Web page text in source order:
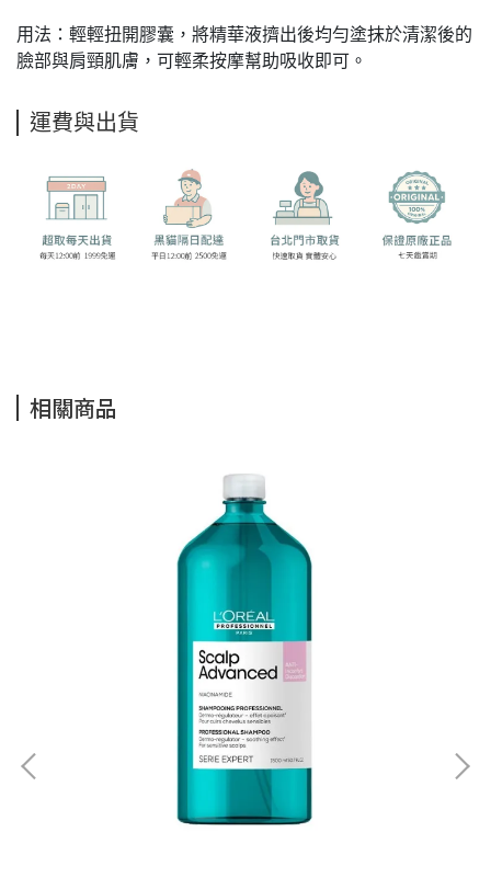
用法：輕輕扭開膠囊，將精華液擠出後均勻塗抹於清潔後的
臉部與肩頸肌膚，可輕柔按摩幫助吸收即可。
運費與出貨
相關商品